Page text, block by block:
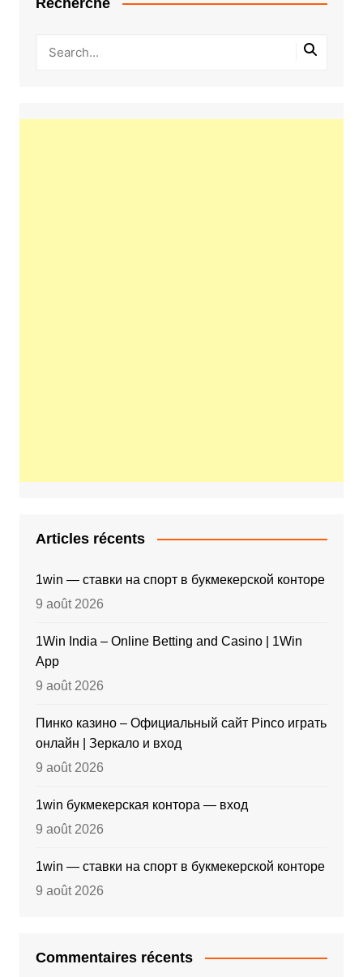
Articles récents
1win — ставки на спорт в букмекерской конторе
9 août 2026
1Win India – Online Betting and Casino | 1Win
App
9 août 2026
Пинко казино – Официальный сайт Pinco играть
онлайн | Зеркало и вход
9 août 2026
1win букмекерская контора — вход
9 août 2026
1win — ставки на спорт в букмекерской конторе
9 août 2026
Commentaires récents